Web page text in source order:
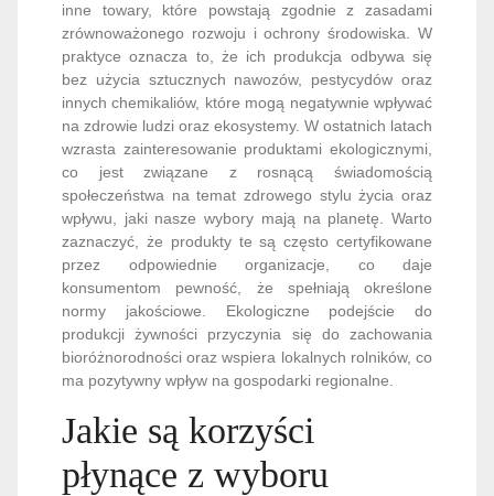
inne towary, które powstają zgodnie z zasadami
zrównoważonego rozwoju i ochrony środowiska. W
praktyce oznacza to, że ich produkcja odbywa się
bez użycia sztucznych nawozów, pestycydów oraz
innych chemikaliów, które mogą negatywnie wpływać
na zdrowie ludzi oraz ekosystemy. W ostatnich latach
wzrasta zainteresowanie produktami ekologicznymi,
co jest związane z rosnącą świadomością
społeczeństwa na temat zdrowego stylu życia oraz
wpływu, jaki nasze wybory mają na planetę. Warto
zaznaczyć, że produkty te są często certyfikowane
przez odpowiednie organizacje, co daje
konsumentom pewność, że spełniają określone
normy jakościowe. Ekologiczne podejście do
produkcji żywności przyczynia się do zachowania
bioróżnorodności oraz wspiera lokalnych rolników, co
ma pozytywny wpływ na gospodarki regionalne.
Jakie są korzyści
płynące z wyboru